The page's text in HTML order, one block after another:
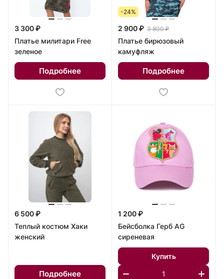
3 300 ₽
Платье милитари Free
зеленое
Подробнее
-24%
2 900 ₽ 3 800 ₽
Платье бирюзовый
камуфляж
Подробнее
6 500 ₽
Теплый костюм Хаки
женский
Подробнее
1 200 ₽
Бейсболка Герб AG
сиреневая
Купить